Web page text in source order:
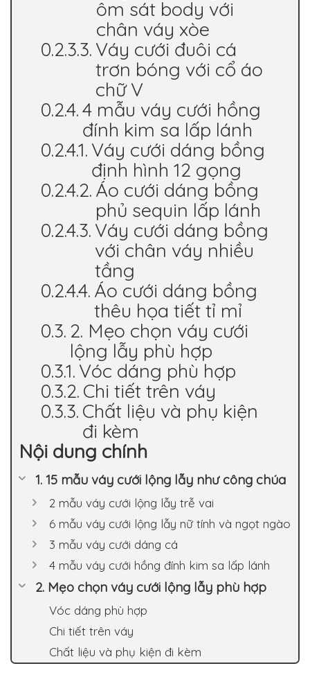
ôm sát body với
chân váy xòe
Váy cưới đuôi cá
trơn bóng với cổ áo
chữ V
4 mẫu váy cưới hồng
đính kim sa lấp lánh
Váy cưới dáng bồng
định hình 12 gọng
Áo cưới dáng bồng
phủ sequin lấp lánh
Váy cưới dáng bồng
với chân váy nhiều
tầng
Áo cưới dáng bồng
thêu họa tiết tỉ mỉ
2. Mẹo chọn váy cưới
lộng lẫy phù hợp
Vóc dáng phù hợp
Chi tiết trên váy
Chất liệu và phụ kiện
đi kèm
Nội dung chính
1. 15 mẫu váy cưới lộng lẫy như công chúa
2 mẫu váy cưới lộng lẫy trễ vai
6 mẫu váy cưới lộng lẫy nữ tính và ngọt ngào
3 mẫu váy cưới dáng cá
4 mẫu váy cưới hồng đính kim sa lấp lánh
2. Mẹo chọn váy cưới lộng lẫy phù hợp
Vóc dáng phù hợp
Chi tiết trên váy
Chất liệu và phụ kiện đi kèm